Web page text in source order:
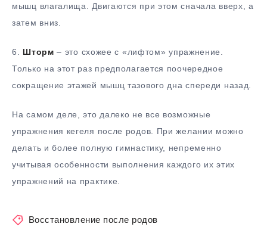
мышц влагалища. Двигаются при этом сначала вверх, а
затем вниз.
6.​ Шторм – это схожее с «лифтом» упражнение.
Только на этот раз предполагается поочередное
сокращение этажей мышц тазового дна спереди назад.
На самом деле, это далеко не все возможные
упражнения кегеля после родов. При желании можно
делать и более полную гимнастику, непременно
учитывая особенности выполнения каждого их этих
упражнений на практике.
Восстановление после родов